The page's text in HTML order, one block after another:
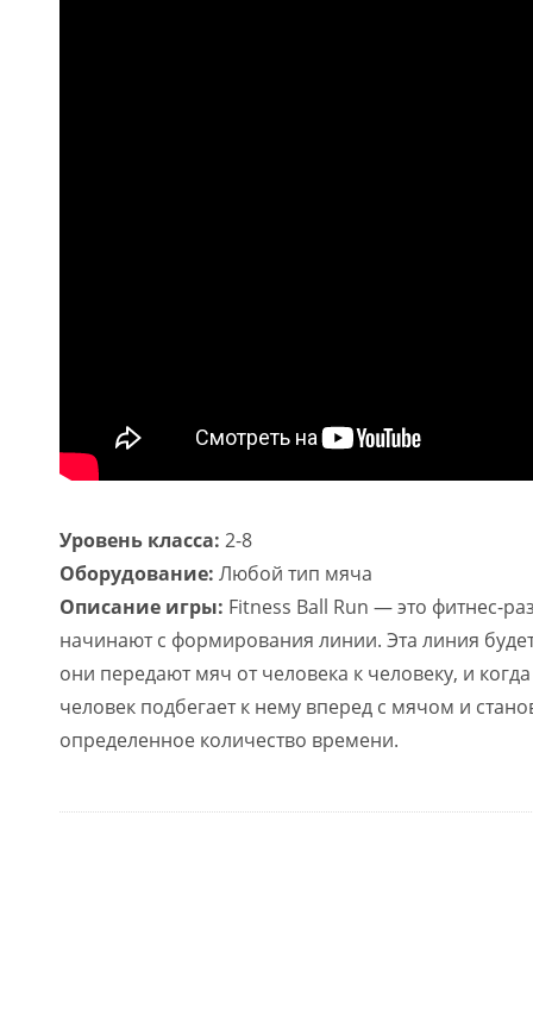
Уровень класса: 2-8
Оборудование: Любой тип мяча
Описание игры: Fitness Ball Run — это фитнес-
начинают с формирования линии. Эта линия
они передают мяч от человека к человеку, и
человек подбегает к нему вперед с мячом и
определенное количество времени.